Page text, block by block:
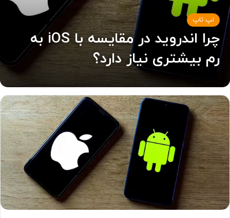
لپ تاپ
چرا اندروید در مقایسه با iOS به
رم بیشتری نیاز دارد؟